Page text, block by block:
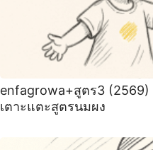
enfagrowa+สูตร3
เตาะแตะสูตรนมผง